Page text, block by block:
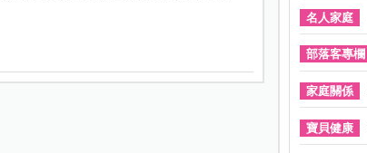
名人家庭
部落客專欄
家庭關係
寶貝健康